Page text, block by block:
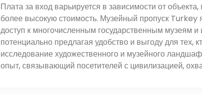
Плата за вход варьируется в зависимости от
более высокую стоимость. Музейный пропуск Turkey
доступ к многочисленным государственным музеям
потенциально предлагая удобство и выгоду для
исследование художественного и музейного
опыт, связывающий посетителей с цивилизацией,